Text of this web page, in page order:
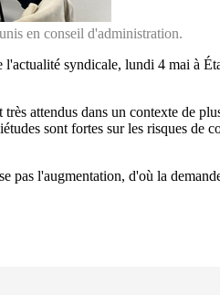
en conseil d'administration.
syndicale, lundi 4 mai à
attendus dans un contexte de
sont fortes sur les risques de
l'augmentation, d'où la